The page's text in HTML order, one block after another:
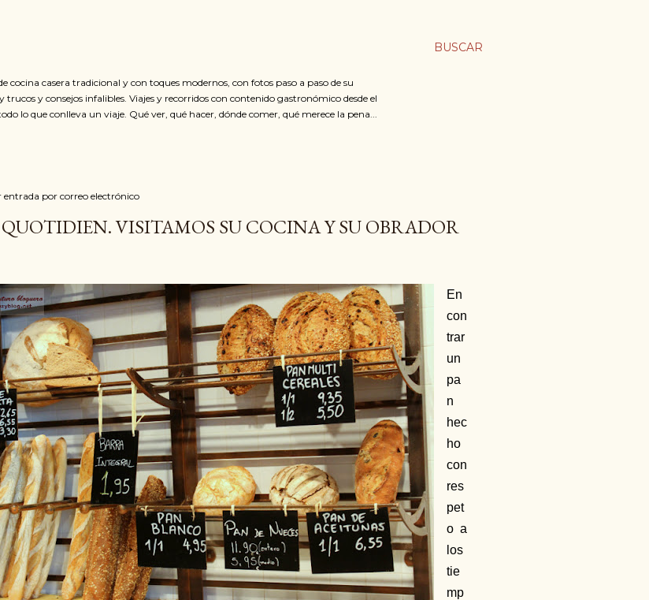
BUSCAR
cocina casera tradicional y con toques modernos, con fotos paso a paso de su
y consejos infalibles. Viajes y recorridos con contenido gastronómico desde el
lo que conlleva un viaje. Qué ver, qué hacer, dónde comer, qué merece la pena...
entrada por correo electrónico
VISITAMOS SU COCINA Y SU OBRADOR
En
con
trar
un
pa
n
hec
ho
con
res
pet
o a
los
tie
mp